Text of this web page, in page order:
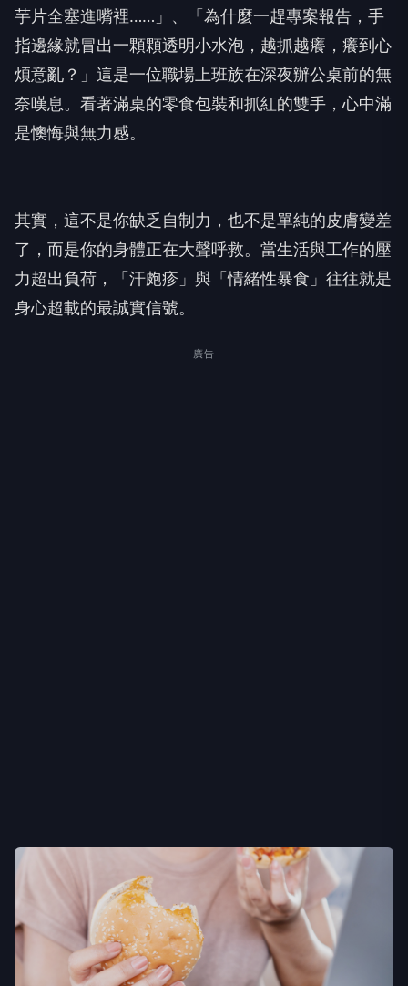
芋片全塞進嘴裡……」、「為什麼一趕專案報告，手
指邊緣就冒出一顆顆透明小水泡，越抓越癢，癢到心
煩意亂？」這是一位職場上班族在深夜辦公桌前的無
奈嘆息。看著滿桌的零食包裝和抓紅的雙手，心中滿
是懊悔與無力感。
其實，這不是你缺乏自制力，也不是單純的皮膚變差
了，而是你的身體正在大聲呼救。當生活與工作的壓
力超出負荷，「汗皰疹」與「情緒性暴食」往往就是
身心超載的最誠實信號。
廣告